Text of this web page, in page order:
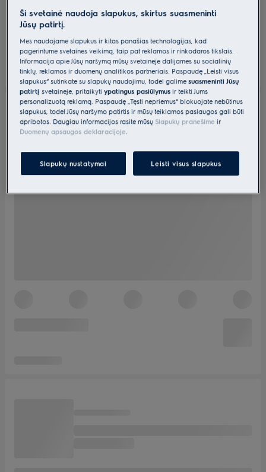
Ši svetainė naudoja slapukus, skirtus suasmeninti
Jūsų patirtį.
Mes naudojame slapukus ir kitas panašias technologijas, kad
pagerintume svetainės veikimą, taip pat reklamos ir rinkodaros tikslais.
Informacija apie Jūsų naršymą mūsų svetainėje dalijamės su socialinių
tinklų, reklamos ir duomenų analitikos partneriais. Paspaudę „Leisti visus
slapukus“ sutinkate su slapukų naudojimu, todėl galimesuasmeninti Jūsų
patirtįsvetainėje, pritaikytiypatingus pasiūlymus ir teikti Jums
personalizuotą reklamą. Paspaudę „Tęsti nepriėmus“ blokuojate nebūtinus
slapukus, todėl Jūsų naršymo patirtis ir mūsų teikiamos paslaugos gali būti
apribotos. Daugiau informacijos rasite mūsų Slapukų pranešime ir
Duomenų apsaugos deklaracijoje
Slapukų nustatymai Leisti visus slapukus